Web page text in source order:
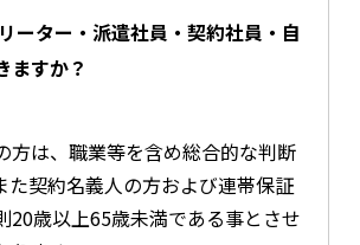
ーター・派遣社員・契約社員・自
ますか？
方は、職業等を含め総合的な判断
た契約名義人の方および連帯保証
20歳以上65歳未満である事とさせ